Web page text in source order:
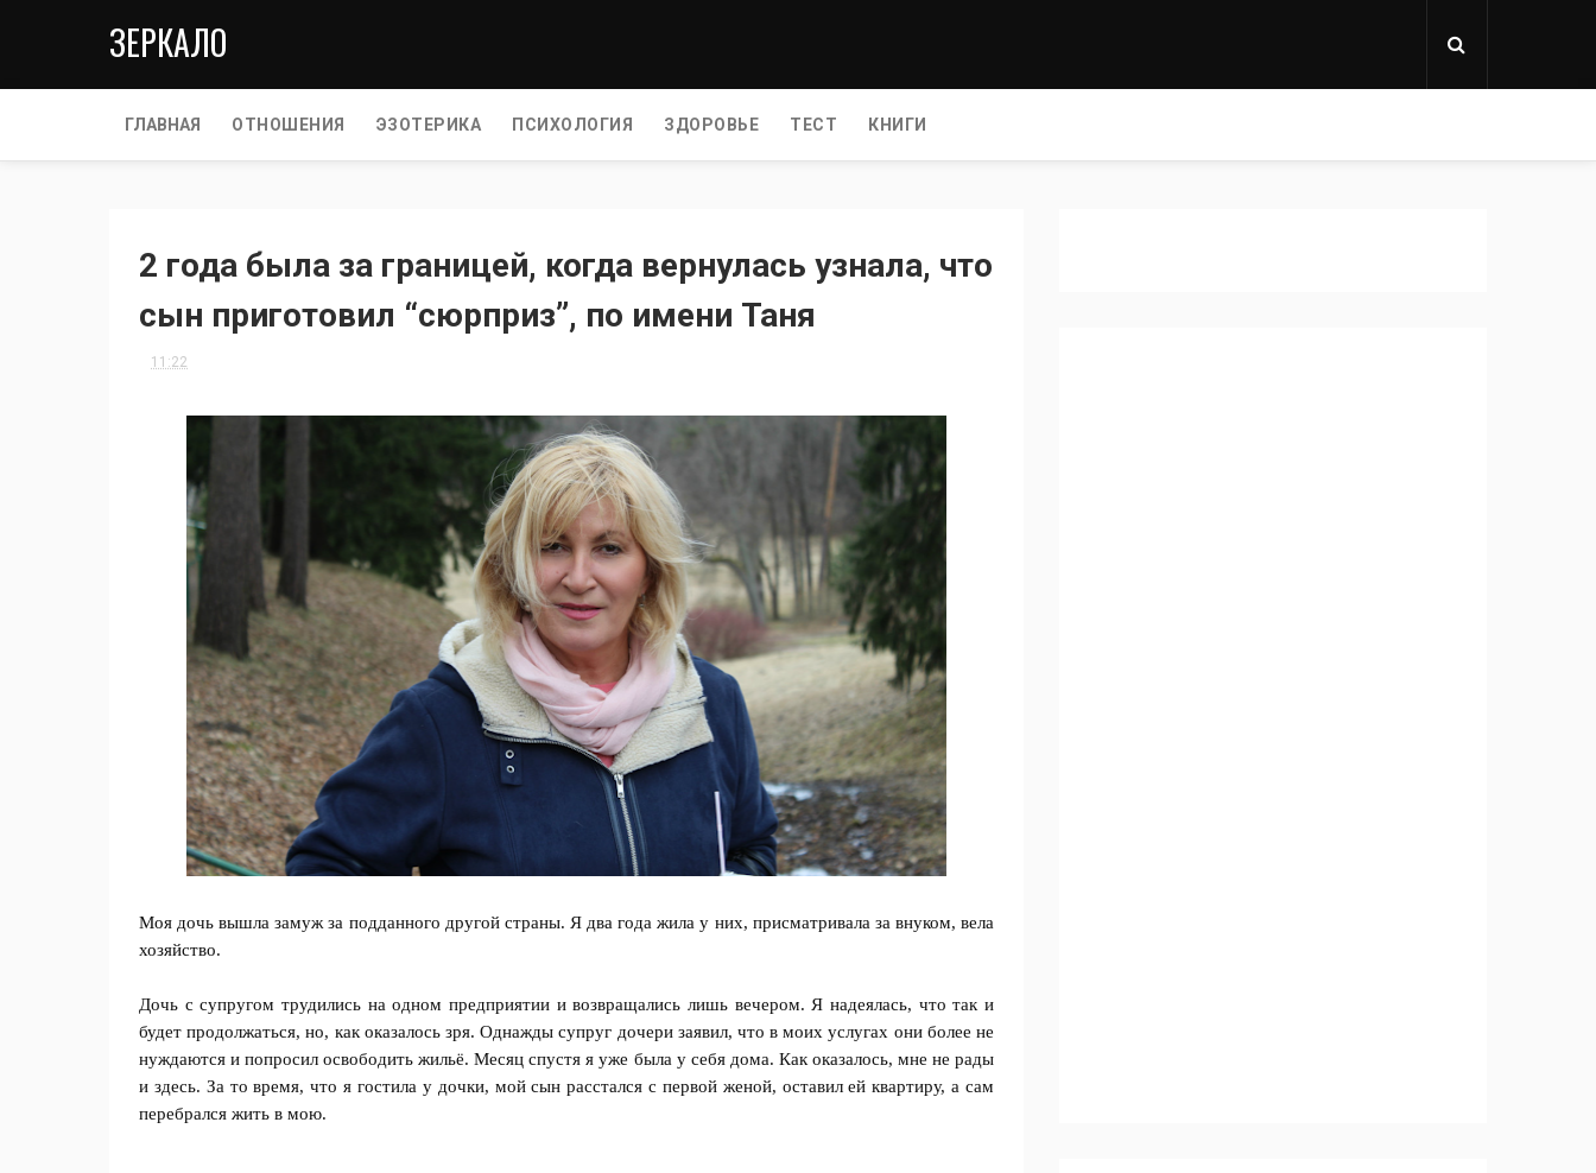
ЗЕРКАЛО
ГЛАВНАЯ ОТНОШЕНИЯ ЭЗОТЕРИКА ПСИХОЛОГИЯ ЗДОРОВЬЕ ТЕСТ КНИГИ
2 года была за границей, когда вернулась узнала, что
сын приготовил “сюрприз”, по имени Таня
11:22
Моя дочь вышла замуж за подданного другой страны. Я два года жила у них, присматривала за внуком, вела
хозяйство.
Дочь с супругом трудились на одном предприятии и возвращались лишь вечером. Я надеялась, что так и
будет продолжаться, но, как оказалось зря. Однажды супруг дочери заявил, что в моих услугах они более не
нуждаются и попросил освободить жильё. Месяц спустя я уже была у себя дома. Как оказалось, мне не рады
и здесь. За то время, что я гостила у дочки, мой сын расстался с первой женой, оставил ей квартиру, а сам
перебрался жить в мою.